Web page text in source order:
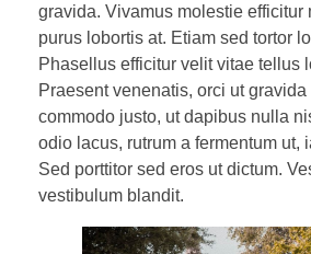
gravida. Vivamus molestie efficitur
purus lobortis at. Etiam sed tortor
Phasellus efficitur velit vitae tellus
Praesent venenatis, orci ut
commodo justo, ut dapibus nulla
odio lacus, rutrum a fermentum ut,
Sed porttitor sed eros ut dictum.
vestibulum blandit.